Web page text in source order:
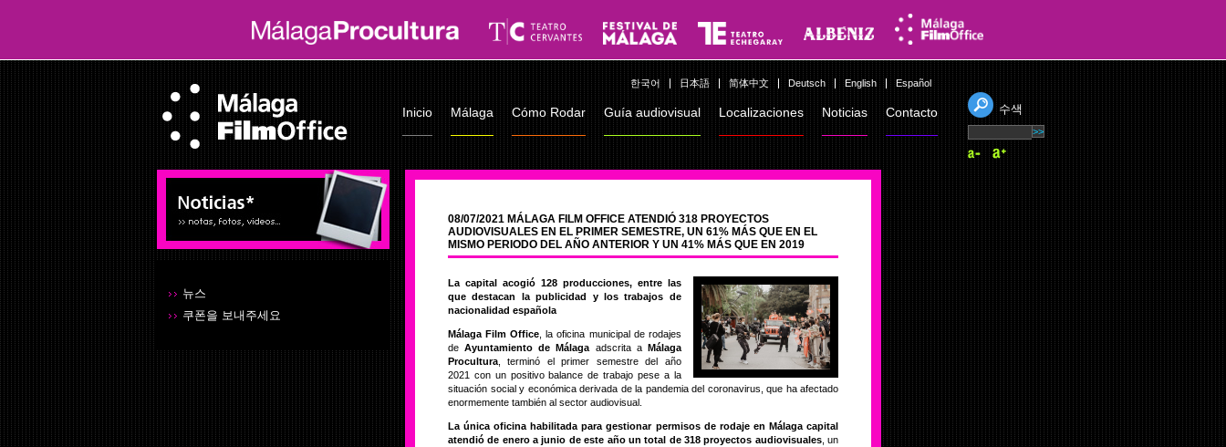
Español
English
Deutsch
简体中文
日本語
한국어
Inicio Málaga Cómo Rodar Guía audiovisual Localizaciones Noticias Contacto 수색
뉴스
쿠폰을 보내주세요
08/07/2021 MÁLAGA FILM OFFICE ATENDIÓ 318 PROYECTOS
AUDIOVISUALES EN EL PRIMER SEMESTRE, UN 61% MÁS QUE EN EL
MISMO PERIODO DEL AÑO ANTERIOR Y UN 41% MÁS QUE EN 2019
La capital acogió 128 producciones, entre las
que destacan la publicidad y los trabajos de
nacionalidad española
Málaga Film Office , la oficina municipal de rodajes
deAyuntamiento de Málaga adscrita a Málaga
Procultura , terminó el primer semestre del año
2021 con un positivo balance de trabajo pese a la
situación social y económica derivada de la pandemia del coronavirus, que ha afectado
enormemente también al sector audiovisual.
La única oficina habilitada para gestionar permisos de rodaje en Málaga capital
atendió de enero a junio de este año un total de 318 proyectos audiovisuales, un